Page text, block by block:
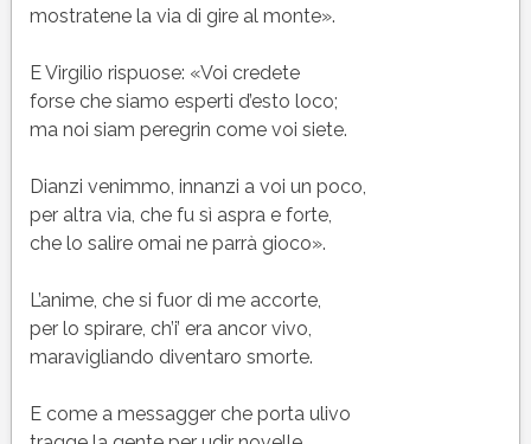
mostratene la via di gire al monte».
E Virgilio rispuose: «Voi credete
forse che siamo esperti d’esto loco;
ma noi siam peregrin come voi siete.
Dianzi venimmo, innanzi a voi un poco,
per altra via, che fu sì aspra e forte,
che lo salire omai ne parrà gioco».
L’anime, che si fuor di me accorte,
per lo spirare, ch’i’ era ancor vivo,
maravigliando diventaro smorte.
E come a messagger che porta ulivo